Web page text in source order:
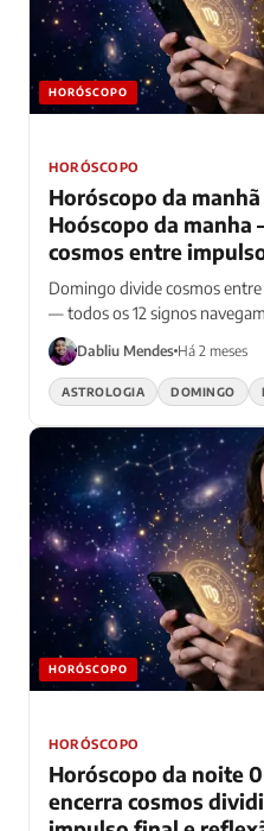
HORÓSCOPO
HORÓSCOPO
Horóscopo da
Hoóscopo da
cosmos entre
profunda — todos os
energia
Domingo divide cosmos
— todos os 12 signos
Dabliu Mendes Há 2 meses
ASTROLOGIA DOMINGO
HORÓSCOPO
HORÓSCOPO
Horóscopo da noite
encerra cosmos